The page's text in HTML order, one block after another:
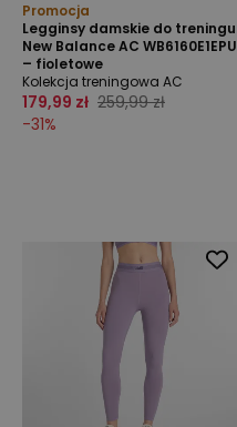
Promocja
Legginsy damskie do treningu
New Balance AC WB6160E1EPU
– fioletowe
Kolekcja treningowa AC
179,99 zł 259,99 zł
-31%